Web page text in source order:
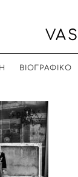
ΒΙΟΓΡΑΦΙΚΟ